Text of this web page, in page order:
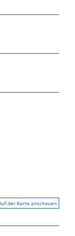
der Karte anschauen